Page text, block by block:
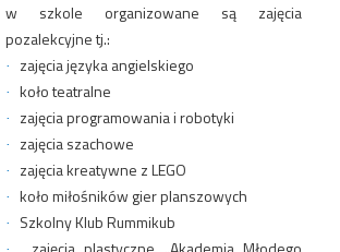
w szkole organizowane są zajęcia
pozalekcyjne tj.:
· zajęcia języka angielskiego
· koło teatralne
· zajęcia programowania i robotyki
· zajęcia szachowe
· zajęcia kreatywne z LEGO
· koło miłośników gier planszowych
· Szkolny Klub Rummikub